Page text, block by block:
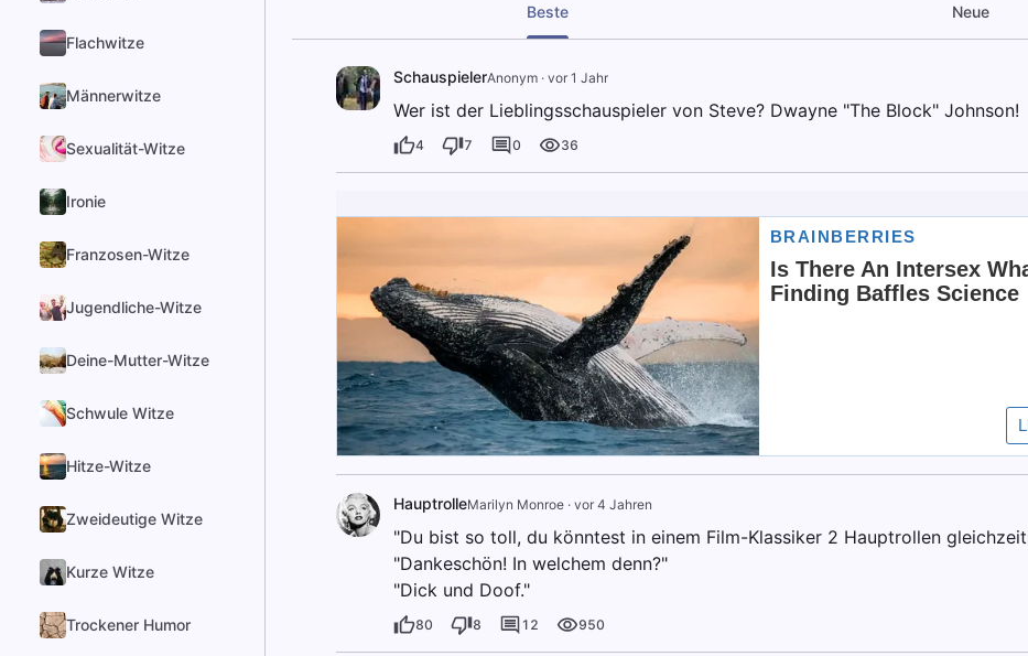
Flachwitze
Männerwitze
Sexualität-Witze
Ironie
Franzosen-Witze
Jugendliche-Witze
Deine-Mutter-Witze
Schwule Witze
Hitze-Witze
Zweideutige Witze
Kurze Witze
Trockener Humor
Beste Neue
SchauspielerAnonym· vor 1 Jahr
Wer ist der Lieblingsschauspieler von Steve? Dwayne "The Block" Johnson!
4 7 0 36
HauptrolleMarilyn Monroe· vor 4 Jahren
"Du bist so toll, du könntest in einem Film-Klassiker 2 Hauptrollen
"Dankeschön! In welchem denn?"
"Dick und Doof."
80 8 12 950